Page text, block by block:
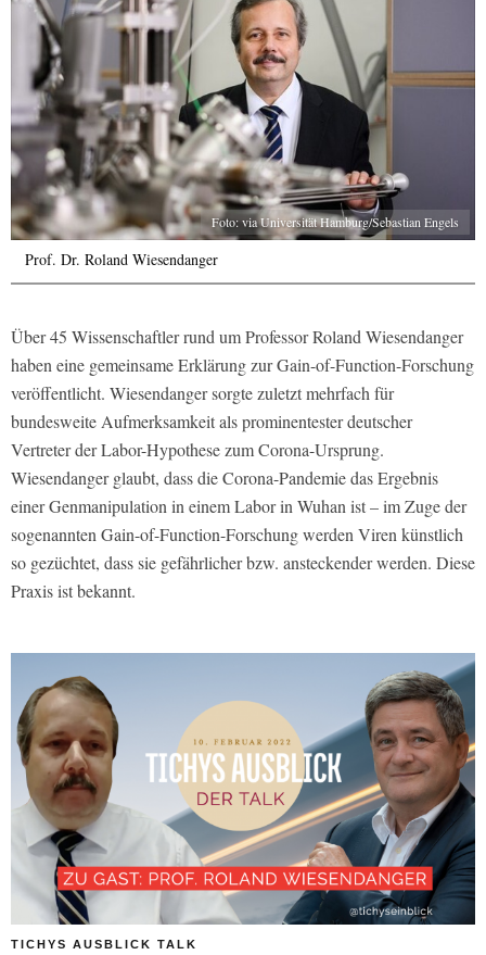
Foto: via Universität Hamburg/Sebastian Engels
Prof. Dr. Roland Wiesendanger
Über 45 Wissenschaftler rund um Professor Roland Wiesendanger
haben eine gemeinsame Erklärung zur Gain-of-Function-Forschung
veröffentlicht. Wiesendanger sorgte zuletzt mehrfach für
bundesweite Aufmerksamkeit als prominentester deutscher
Vertreter der Labor-Hypothese zum Corona-Ursprung.
Wiesendanger glaubt, dass die Corona-Pandemie das Ergebnis
einer Genmanipulation in einem Labor in Wuhan ist – im Zuge der
sogenannten Gain-of-Function-Forschung werden Viren künstlich
so gezüchtet, dass sie gefährlicher bzw. ansteckender werden. Diese
Praxis ist bekannt.
TICHYS AUSBLICK TALK